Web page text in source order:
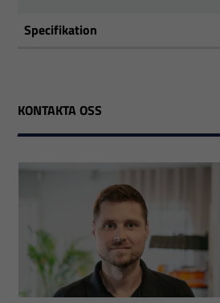
Specifikation
KONTAKTA OSS